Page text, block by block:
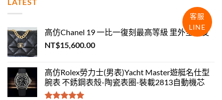
高仿Chanel 19 一比一復刻最高等級 里外全羊皮
NT$15,600.00
高仿Rolex勞力士(男表)Yacht Master遊艇名仕型
腕表 不銹鋼表殼-陶瓷表圈-裝載2813自動機芯
客服
LINE